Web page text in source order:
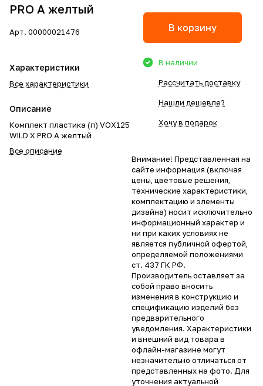
PRO А желтый
Арт. 00000021476
Характеристики
Все характеристики
Описание
Комплект пластика (п) VOX125
WILD X PRO А желтый
Все описание
В корзину
В наличии
Рассчитать доставку
Нашли дешевле?
Хочу в подарок
Внимание! Представленная на
сайте информация (включая
цены, цветовые решения,
технические характеристики,
комплектацию и элементы
дизайна) носит исключительно
информационный характер и
ни при каких условиях не
является публичной офертой,
определяемой положениями
ст. 437 ГК РФ.
Производитель оставляет за
собой право вносить
изменения в конструкцию и
спецификацию изделий без
предварительного
уведомления. Характеристики
и внешний вид товара в
офлайн-магазине могут
незначительно отличаться от
представленных на фото. Для
уточнения актуальной